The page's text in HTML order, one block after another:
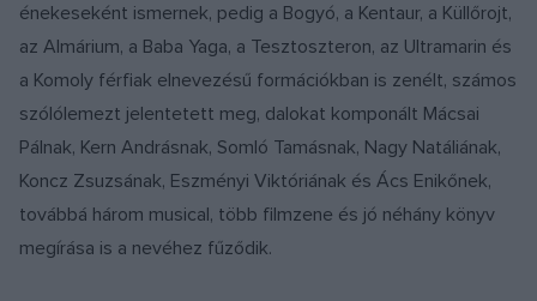
énekeseként ismernek, pedig a Bogyó, a Kentaur, a Küllőrojt,
az Almárium, a Baba Yaga, a Tesztoszteron, az Ultramarin és
a Komoly férfiak elnevezésű formációkban is zenélt, számos
szólólemezt jelentetett meg, dalokat komponált Mácsai
Pálnak, Kern Andrásnak, Somló Tamásnak, Nagy Natáliának,
Koncz Zsuzsának, Eszményi Viktóriának és Ács Enikőnek,
továbbá három musical, több filmzene és jó néhány könyv
megírása is a nevéhez fűződik.